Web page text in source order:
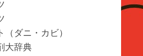
ダニ・カビ）
大辞典